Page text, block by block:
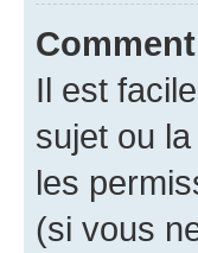
Il est
sujet ou
les
(si vous